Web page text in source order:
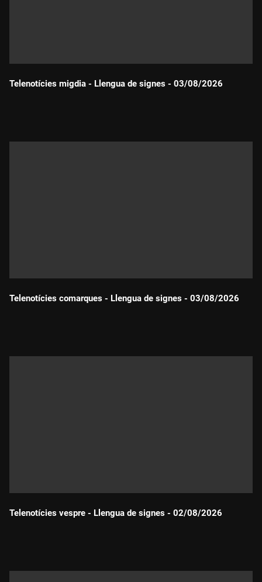
Telenotícies migdia - Llengua de signes - 03/08/2026
Telenotícies comarques - Llengua de signes - 03/08/2026
Telenotícies vespre - Llengua de signes - 02/08/2026